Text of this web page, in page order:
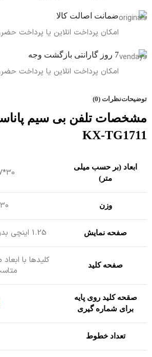
ضمانت اصالت کالا
امکان پرداخت انلاین یا پرداخت
7 روز گارانتی بازگشت وجه
امکان پرداخت انلاین یا پرداخت
توضیحاتنظرات (0)
مشخصات تلفن بی سیم
KX-TG1711
ابعاد (بر حسب میلی
متر)
30*47*159
وزن 130
صفحه نمایش 1.25 اینچی بدون نور پس زمینه
صفحه کلید
کلیدها با
صقحه کلید روی پایه
برای شماره گیری
تعداد خطوط